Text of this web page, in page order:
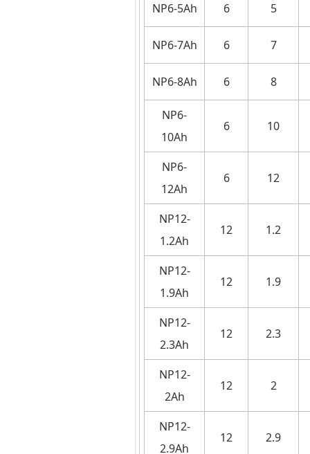
NP6-5Ah 6 5
NP6-7Ah 6 7
NP6-8Ah 6 8
NP6-
10Ah
6 10
NP6-
12Ah
6 12
NP12-
1.2Ah
12 1.2
NP12-
1.9Ah
12 1.9
NP12-
2.3Ah
12 2.3
NP12-
2Ah
12 2
NP12-
2.9Ah
12 2.9